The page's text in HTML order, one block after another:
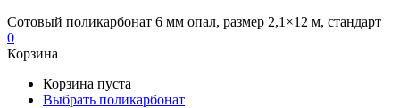
Сотовый поликарбонат 6 мм опал, размер 2,1×12 м, стандарт
0
Корзина
Корзина пуста
Выбрать поликарбонат